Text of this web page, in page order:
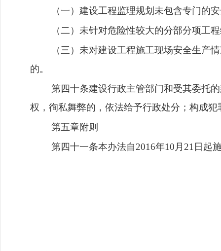
（一）建设工程监理规划未包含专门的
（二）未针对危险性较大的分部分项工
（三）未对建设工程施工现场安全生产
的。
第四十条建设行政主管部门和受其委托
权，徇私舞弊的，依法给予行政处分；构成
第五章附则
第四十一条本办法自2016年10月21日起